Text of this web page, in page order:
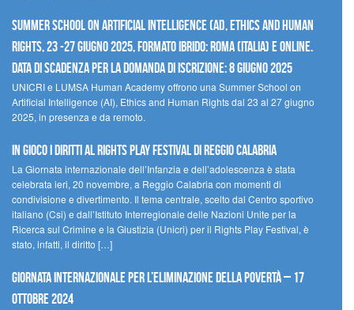
Summer School on Artificial Intelligence (AI), Ethics and Human
Rights, 23 -27 giugno 2025, Formato Ibrido: Roma (Italia) e online.
Data di scadenza per la domanda di iscrizione: 8 giugno 2025
UNICRI e LUMSA Human Academy offrono una Summer School on
Artificial Intelligence (AI), Ethics and Human Rights dal 23 al 27 giugno
2025, in presenza e da remoto.
In gioco i diritti al Rights Play Festival di Reggio Calabria
La Giornata internazionale dell’Infanzia e dell’adolescenza è stata
celebrata ieri, 20 novembre, a Reggio Calabria con momenti di
condivisione e divertimento. Il tema centrale, scelto dal Centro sportivo
italiano (Csi) e dall’Istituto Interregionale delle Nazioni Unite per la
Ricerca sul Crimine e la Giustizia (Unicri) per il Rights Play Festival, è
stato, infatti, il diritto […]
Giornata internazionale per l’eliminazione della povertà – 17
ottobre 2024